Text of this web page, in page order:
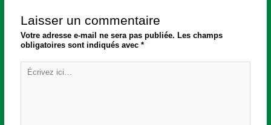
Laisser un commentaire
Votre adresse e-mail ne sera pas publiée. Les champs
obligatoires sont indiqués avec*
Écrivez
ici…